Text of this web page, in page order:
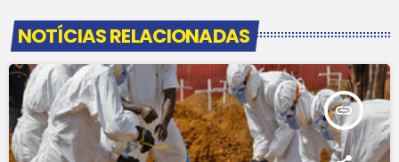
NOTÍCIAS RELACIONADAS
insert_link